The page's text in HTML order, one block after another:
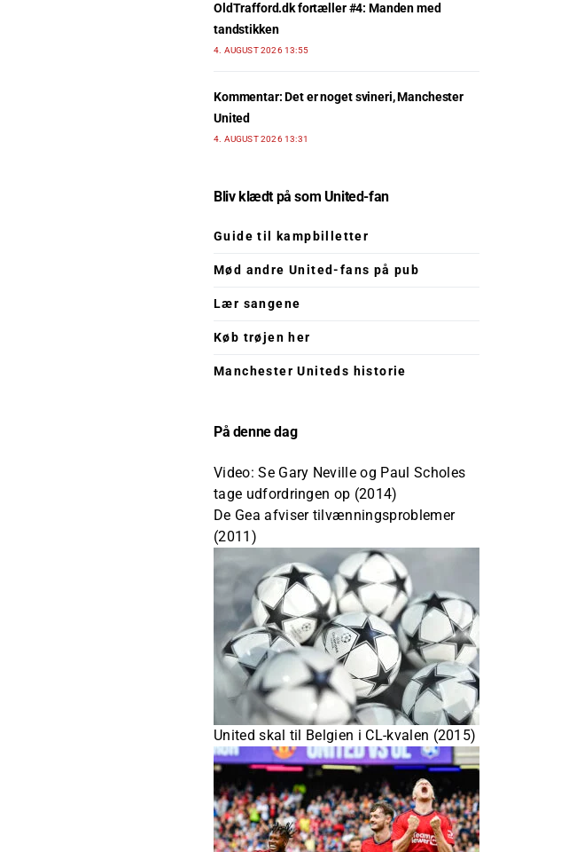
OldTrafford.dk fortæller #4: Manden med
tandstikken
4. AUGUST 2026 13:55
Kommentar: Det er noget svineri, Manchester
United
4. AUGUST 2026 13:31
Bliv klædt på som United-fan
Guide til kampbilletter
Mød andre United-fans på pub
Lær sangene
Køb trøjen her
Manchester Uniteds historie
På denne dag
Video: Se Gary Neville og Paul Scholes
tage udfordringen op (2014)
De Gea afviser tilvænningsproblemer
(2011)
United skal til Belgien i CL-kvalen (2015)